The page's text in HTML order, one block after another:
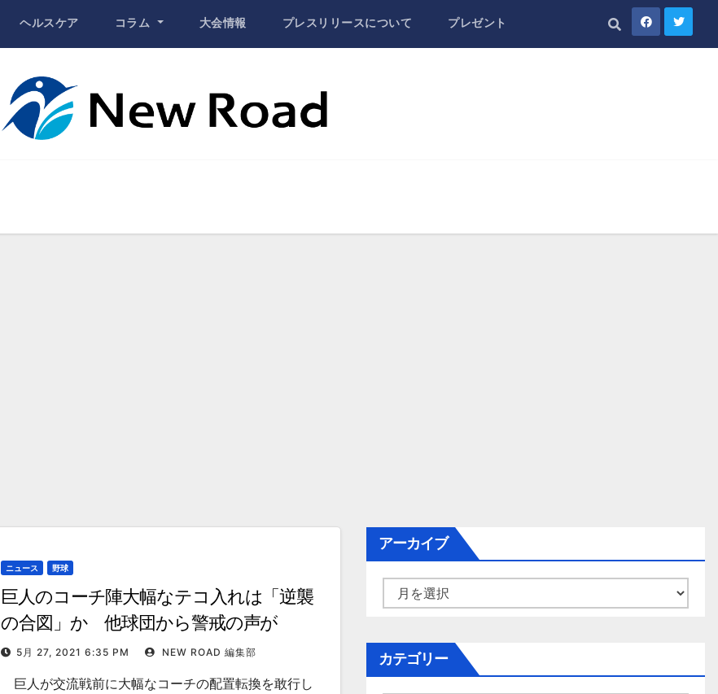
ヘルスケア コラム 大会情報 プレスリリースについて プレゼント
ニュース 野球
巨人のコーチ陣大幅なテコ入れは「逆襲
の合図」か 他球団から警戒の声が
5月 27, 2021 6:35 PM NEW ROAD 編集部
巨人が交流戦前に大幅なコーチの配置転換を敢行し
アーカイブ
ー
イ
ブ
カテゴリー